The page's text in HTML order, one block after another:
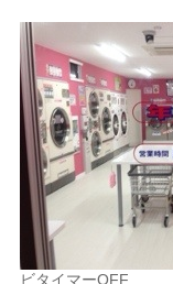
ビタイマーOFF